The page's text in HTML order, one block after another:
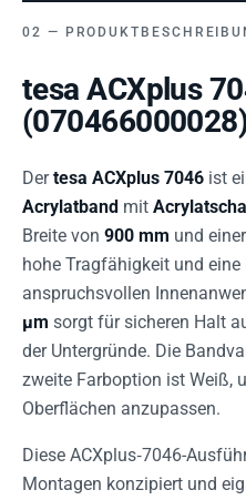
tesa ACXplus
Dertesa ACXplus 7046 ist
Acrylatband mit
Breite von 900 mm und
hohe Tragfähigkeit und
anspruchsvollen
µm sorgt für sicheren Halt
der Untergründe. Die
zweite Farboption ist Weiß,
Oberflächen anzupassen.
Diese ACXplus‑7046-
Montagen konzipiert und